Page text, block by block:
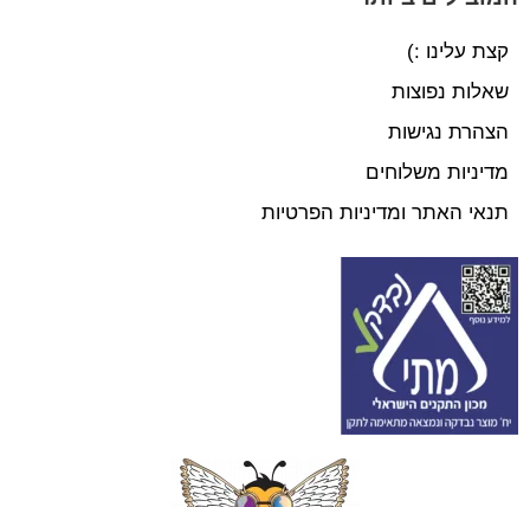
קצת עלינו :)
שאלות נפוצות
הצהרת נגישות
מדיניות משלוחים
תנאי האתר ומדיניות הפרטיות